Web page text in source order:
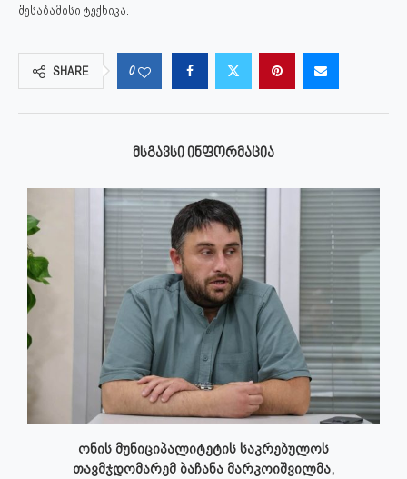
შესაბამისი ტექნიკა.
SHARE 0
ᲛᲡᲒᲐᲕᲡᲘ ᲘᲜᲤᲝᲠᲛᲐᲪᲘᲐ
ონის მუნიციპალიტეტის საკრებულოს
თავმჯდომარემ ბაჩანა მარკოიშვილმა,